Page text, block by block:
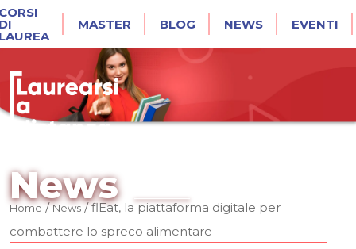
MASTER BLOG NEWS EVENTI
News
Home/News/flEat, la piattaforma digitale per
combattere lo spreco alimentare